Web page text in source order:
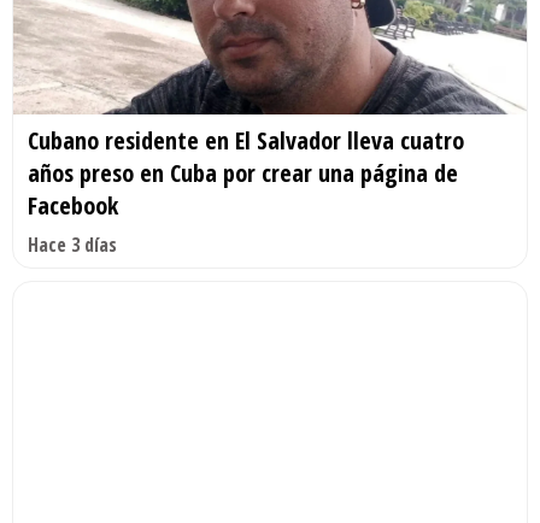
Cubano residente en El Salvador lleva cuatro
años preso en Cuba por crear una página de
Facebook
Hace 3 días